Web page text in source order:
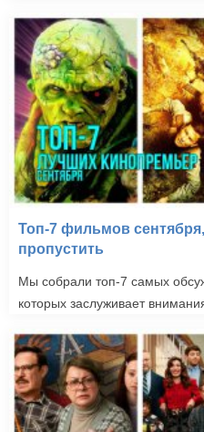
Топ-7 фильмов
пропустить
Мы собрали топ-7 самых
которых заслуживает